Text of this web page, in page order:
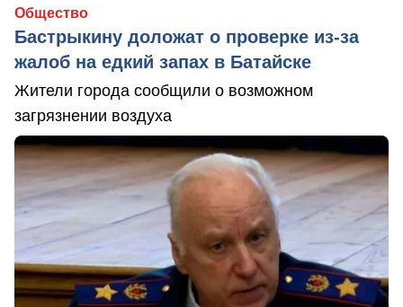
Общество
Бастрыкину доложат о проверке из-за
жалоб на едкий запах в Батайске
Жители города сообщили о возможном
загрязнении воздуха